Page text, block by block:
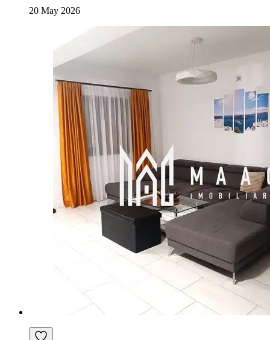
20 May 2026